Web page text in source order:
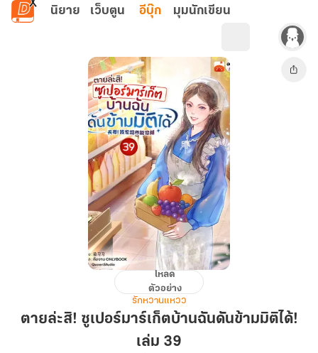
ข้ามไปยังเนื้อหาหลัก
นิยาย เว็บตูน อีบุ๊ก มุมนักเขียน
สิ!
ซู
โหลด
ตัวอย่าง
รักหวานแหวว
ตายล่ะสิ! ซูเปอร์มาร์เก็ตบ้านฉันดันข้ามมิติได้!
เล่ม 39